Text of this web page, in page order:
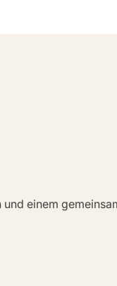
einem